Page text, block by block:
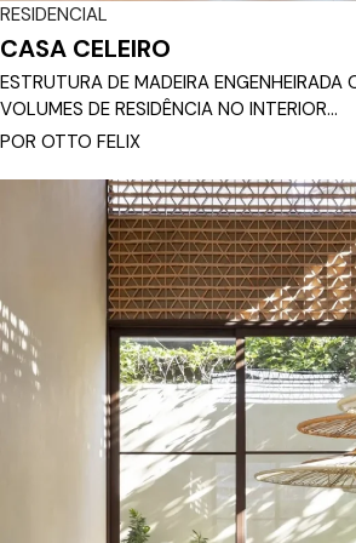
RESIDENCIAL
CASA CELEIRO
ESTRUTURA DE MADEIRA ENGENHEIRADA
VOLUMES DE RESIDÊNCIA NO INTERIOR...
POR OTTO FELIX